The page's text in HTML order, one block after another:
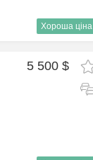
Хороша ціна
5 500 $